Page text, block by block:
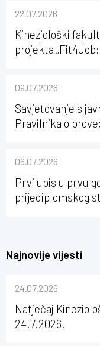
22.07.2026
Kineziološki
projekta
09.07.2026
Savjetovanje s
Pravilnika o
Osijeku
06.07.2026
Prvi upis u prvu
prijediplomskog
Najnovije vijesti
24.07.2026
Natječaj
24.7.2026.